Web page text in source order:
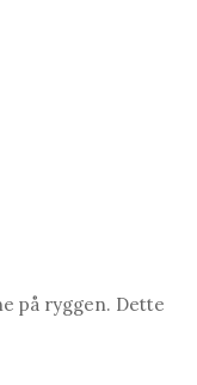
på ryggen. Dette